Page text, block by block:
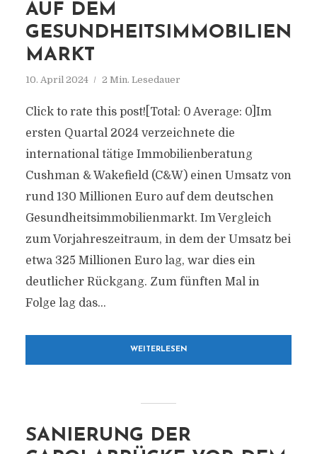
AUF DEM
GESUNDHEITSIMMOBILIEN
MARKT
10. April 2024 2 Min. Lesedauer
Click to rate this post![Total: 0 Average: 0]Im
ersten Quartal 2024 verzeichnete die
international tätige Immobilienberatung
Cushman & Wakefield (C&W) einen Umsatz von
rund 130 Millionen Euro auf dem deutschen
Gesundheitsimmobilienmarkt. Im Vergleich
zum Vorjahreszeitraum, in dem der Umsatz bei
etwa 325 Millionen Euro lag, war dies ein
deutlicher Rückgang. Zum fünften Mal in
Folge lag das...
WEITERLESEN
SANIERUNG DER